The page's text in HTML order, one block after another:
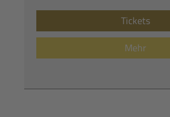
Tickets
Mehr